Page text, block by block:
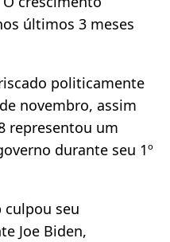
últimos 3 meses
politicamente
novembro, assim
representou um
durante seu 1º
culpou seu
Joe Biden,